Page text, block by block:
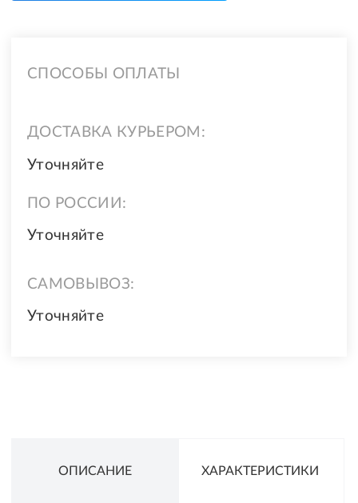
СПОСОБЫ ОПЛАТЫ
ДОСТАВКА КУРЬЕРОМ:
Уточняйте
ПО РОССИИ:
Уточняйте
САМОВЫВОЗ:
Уточняйте
ОПИСАНИЕ ХАРАКТЕРИСТИКИ